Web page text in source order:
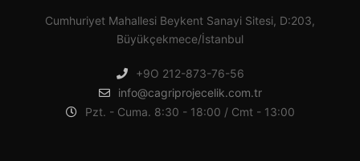
Cumhuriyet Mahallesi Beykent Sanayi Sitesi, D:203,
Büyükçekmece/İstanbul
+9O 212-873-76-56
info@cagriprojecelik.com.tr
Pzt. - Cuma. 8:30 - 18:00 / Cmt - 13:00